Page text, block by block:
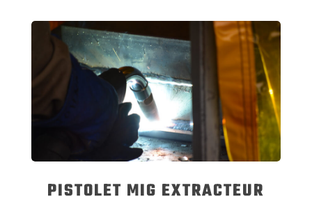
PISTOLET MIG EXTRACTEUR